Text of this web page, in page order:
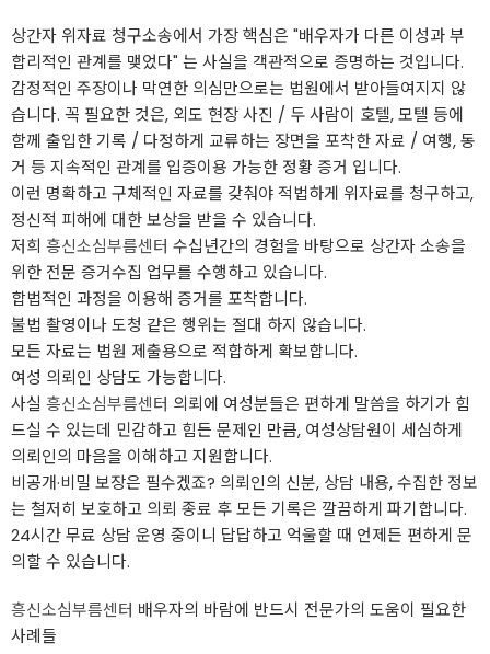
상간자 위자료 청구소송에서 가장 핵심은 "배우자가 다른 이성과 부
합리적인 관계를 맺었다" 는 사실을 객관적으로 증명하는 것입니다.
감정적인 주장이나 막연한 의심만으로는 법원에서 받아들여지지 않
습니다. 꼭 필요한 것은, 외도 현장 사진 / 두 사람이 호텔, 모텔 등에
함께 출입한 기록 / 다정하게 교류하는 장면을 포착한 자료 / 여행, 동
거 등 지속적인 관계를 입증이용 가능한 정황 증거 입니다.
이런 명확하고 구체적인 자료를 갖춰야 적법하게 위자료를 청구하고,
정신적 피해에 대한 보상을 받을 수 있습니다.
저희 흥신소심부름센터 수십년간의 경험을 바탕으로 상간자 소송을
위한 전문 증거수집 업무를 수행하고 있습니다.
합법적인 과정을 이용해 증거를 포착합니다.
불법 촬영이나 도청 같은 행위는 절대 하지 않습니다.
모든 자료는 법원 제출용으로 적합하게 확보합니다.
여성 의뢰인 상담도 가능합니다.
사실 흥신소심부름센터 의뢰에 여성분들은 편하게 말씀을 하기가 힘
드실 수 있는데 민감하고 힘든 문제인 만큼, 여성상담원이 세심하게
의뢰인의 마음을 이해하고 지원합니다.
비공개·비밀 보장은 필수겠죠? 의뢰인의 신분, 상담 내용, 수집한 정보
는 철저히 보호하고 의뢰 종료 후 모든 기록은 깔끔하게 파기합니다.
24시간 무료 상담 운영 중이니 답답하고 억울할 때 언제든 편하게 문
의할 수 있습니다.
흥신소심부름센터 배우자의 바람에 반드시 전문가의 도움이 필요한
사례들